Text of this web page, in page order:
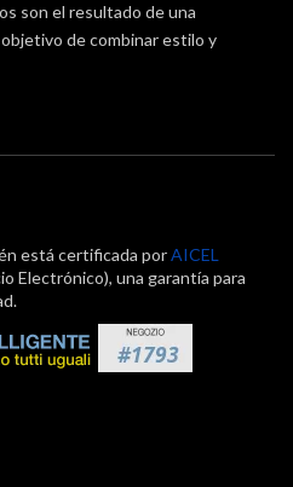
son el resultado de una
de combinar estilo y
está certificada porAICEL
Electrónico), una garantía para